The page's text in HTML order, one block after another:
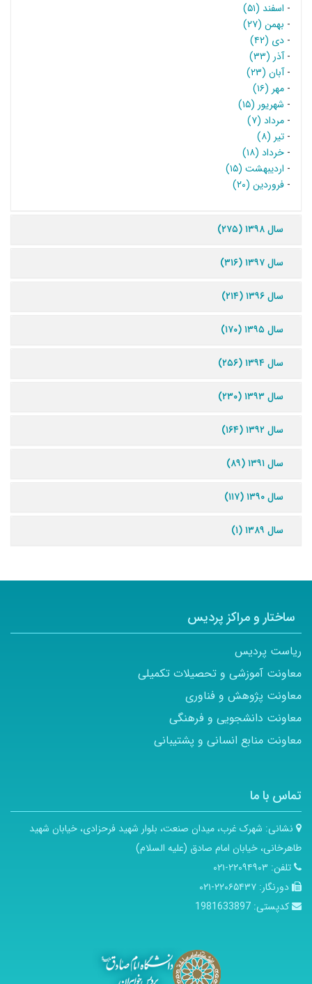
- اسفند (۵۱)
- بهمن (۲۷)
- دی (۴۲)
-آذر (۳۳)
-آبان (۲۳)
- مهر (۱۶)
- شهریور (۱۵)
- مرداد (۷)
- تیر (۸)
- خرداد (۱۸)
- اردیبهشت (۱۵)
- فروردین (۲۰)
سال ۱۳۹۸ (۲۷۵)
سال ۱۳۹۷ (۳۱۶)
سال ۱۳۹۶ (۲۱۴)
سال ۱۳۹۵ (۱۷۰)
سال ۱۳۹۴ (۲۵۶)
سال ۱۳۹۳ (۲۳۰)
سال ۱۳۹۲ (۱۶۴)
سال ۱۳۹۱ (۸۹)
سال ۱۳۹۰ (۱۱۷)
سال ۱۳۸۹ (۱)
ساختار و مراکز پردیس
ریاست پردیس
معاونت آموزشی و تحصیلات تکمیلی
معاونت پژوهش و فناوری
معاونت دانشجویی و فرهنگی
معاونت منابع انسانی و پشتیبانی
تماس با ما
نشانی: شهرک غرب، میدان صنعت، بلوار شهید فرحزادی، خیابان شهید
طاهرخانی، خیابان امام صادق (علیه السلام)
تلفن: ۲۲۰۹۴۹۰۳-۰۲۱
دورنگار: ۲۲۰۶۵۴۳۷-۰۲۱
کدپستی: 1981633897